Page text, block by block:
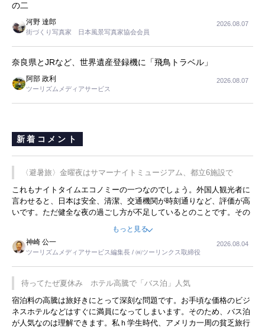
の二
河野 達郎
街づくり写真家 日本風景写真家協会会員
2026.08.07
奈良県とJRなど、世界遺産登録機に「飛鳥トラベル」
阿部 政利
ツーリズムメディアサービス
2026.08.07
新着コメント
〈避暑旅〉金曜夜はサマーナイトミュージアム、都立6施設で
これもナイトタイムエコノミーの一つなのでしょう。外国人観光者に
言わせると、日本は安全、清潔、交通機関が時刻通りなど、評価が高
いです。ただ健全な夜の過ごし方が不足しているとのことです。その
ような意味で、金曜夜にこのようなイベントが行われれば、日本人に
限らず外国人にとっても楽しみが増えるでしょうね。
もっと見る
神崎 公一
ツーリズムメディアサービス編集長 / ㈱ツーリンクス取締役
2026.08.04
待ってたぜ夏休み ホテル高騰で「バス泊」人気
宿泊料の高騰は旅好きにとって深刻な問題です。お手頃な価格のビジ
ネスホテルなどはすぐに満員になってしまいます。そのため、バス泊
が人気なのは理解できます。私ｈ学生時代、アメリカ一周の貧乏旅行